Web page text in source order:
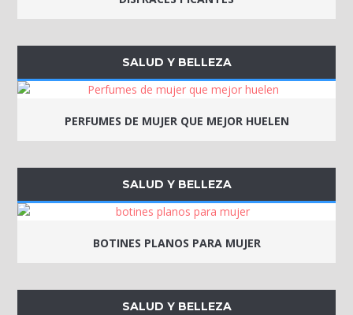
SALUD Y BELLEZA
PERFUMES DE MUJER QUE MEJOR HUELEN
SALUD Y BELLEZA
BOTINES PLANOS PARA MUJER
SALUD Y BELLEZA